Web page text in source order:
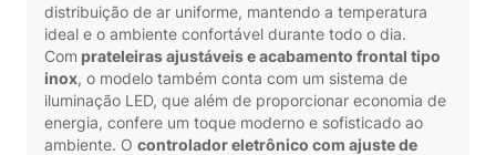
distribuição de ar uniforme, mantendo a temperatura
ideal e o ambiente confortável durante todo o dia.
Com prateleiras ajustáveis e acabamento frontal tipo
inox, o modelo também conta com um sistema de
iluminação LED, que além de proporcionar economia de
energia, confere um toque moderno e sofisticado ao
ambiente. O controlador eletrônico com ajuste de